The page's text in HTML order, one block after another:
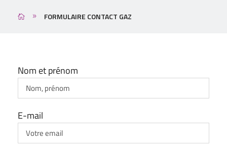
FORMULAIRE CONTACT GAZ
Nom et prénom
E-mail